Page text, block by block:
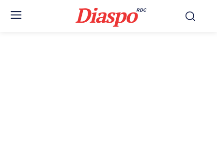
DiaspoRDC